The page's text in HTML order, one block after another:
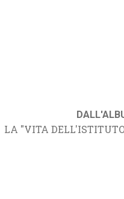
LA "VITA